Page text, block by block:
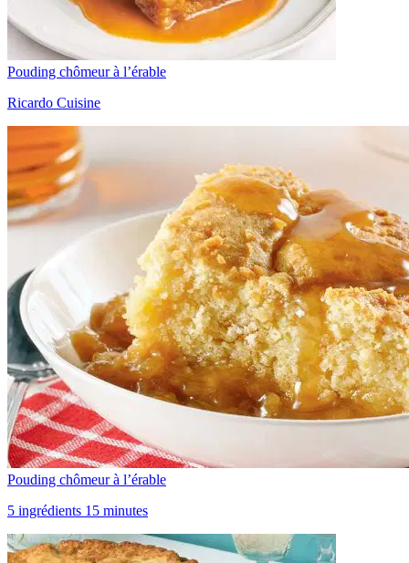
Pouding chômeur à l’érable
Ricardo Cuisine
Pouding chômeur à l’érable
5 ingrédients 15 minutes